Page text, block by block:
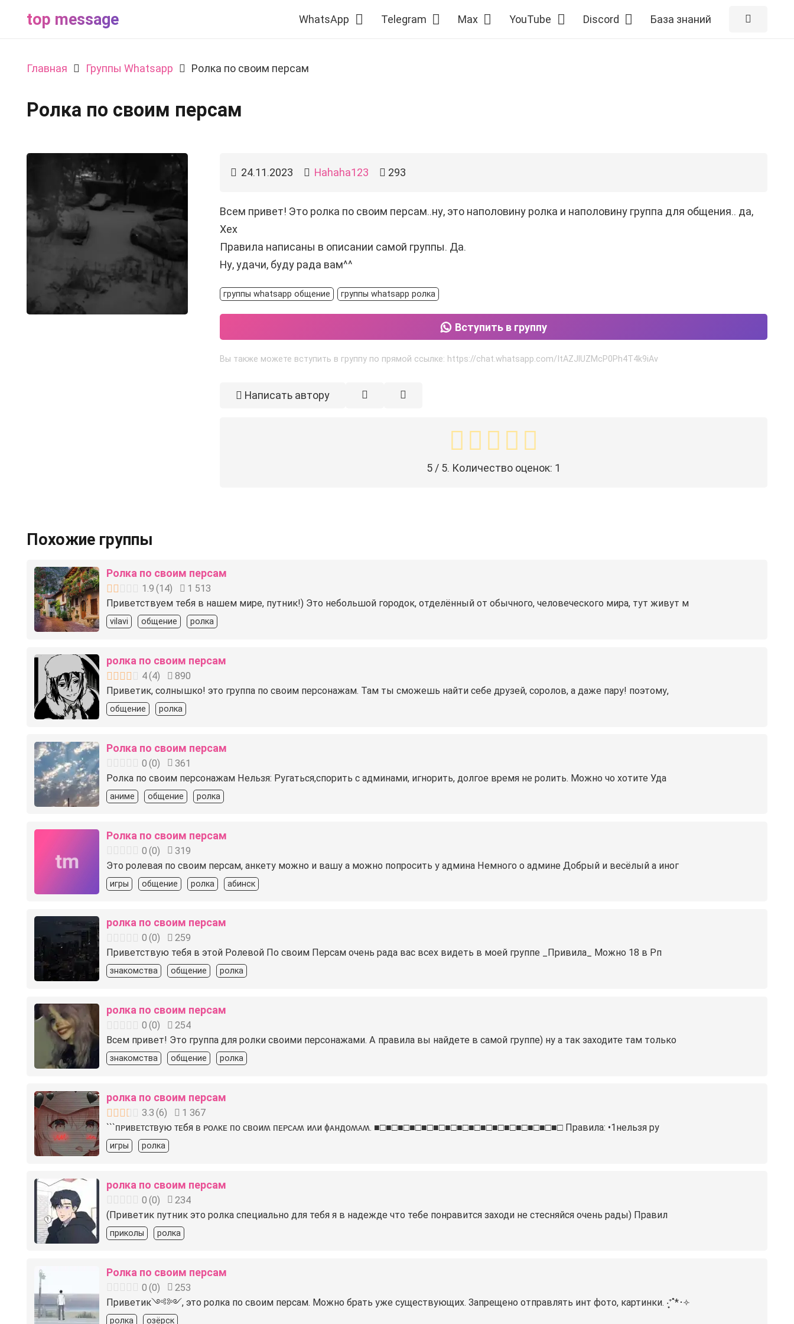
top message WhatsApp Telegram Max YouTube Discord База знаний
Главная Группы Whatsapp Ролка по своим персам
Ролка по своим персам
24.11.2023 Hahaha123 293
Всем привет! Это ролка по своим персам..ну, это наполовину ролка и наполовину группа для общения.. да,
Хех
Правила написаны в описании самой группы. Да.
Ну, удачи, буду рада вам^^
группы whatsapp общение группы whatsapp ролка
Вступить в группу
Вы также можете вступить в группу по прямой ссылке: https://chat.whatsapp.com/ItAZJlUZMcP0Ph4T4k9iAv
Написать автору
5 / 5. Количество оценок: 1
Похожие группы
Ролка по своим персам
1.9 (14)
1 513
Приветствуем тебя в нашем мире, путник!) Это небольшой городок, отделённый от обычного, человеческого мира, тут живут м
vilavi общение ролка
ролка по своим персам
4(4)
890
Приветик, солнышко! это группа по своим персонажам. Там ты сможешь найти себе друзей, соролов, а даже пару! поэтому,
общение ролка
Ролка по своим персам
0 (0)
361
Ролка по своим персонажам Нельзя: Ругаться,спорить с админами, игнорить, долгое время не ролить. Можно чо хотите Уда
аниме общение ролка
Ролка по своим персам
0 (0)
319
Это ролевая по своим персам, анкету можно и вашу а можно попросить у админа Немного о админе Добрый и весёлый а иног
игры общение ролка абинск
ролка по своим персам
0 (0)
259
Приветствую тебя в этой Ролевой По своим Персам очень рада вас всех видеть в моей группе _Привила_ Можно 18 в Рп
знакомства общение ролка
ролка по своим персам
0 (0)
254
Всем привет! Это группа для ролки своими персонажами. А правила вы найдете в самой группе) ну а так заходите там только
знакомства общение ролка
ролка по своим персам
3.3 (6)
1 367
```ᴨᴩиʙᴇᴛᴄᴛʙую ᴛᴇбя ʙ ᴩᴏᴧᴋᴇ ᴨᴏ ᴄʙᴏиʍ ᴨᴇᴩᴄᴀʍ иᴧи ɸᴀндᴏʍᴀʍ. ■□■□■□■□■□■□■□■□■□■□■□■□■□■□■□■□ Правила: •1нельзя ру
игры ролка
ролка по своим персам
0 (0)
234
(Приветик путник это ролка специально для тебя я в надежде что тебе понравится заходи не стесняйся очень рады) Правил
приколы ролка
Ролка по своим персам
0 (0)
253
Приветик༺༻, это ролка по своим персам. Можно брать уже существующих. Запрещено отправлять инт фото, картинки. ‧͙⁺˚*･༓
ролка озёрск